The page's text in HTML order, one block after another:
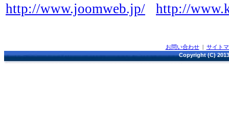
http://www.joomweb.jp/
http://
お問い合わせ| サイト
Copyright (C)